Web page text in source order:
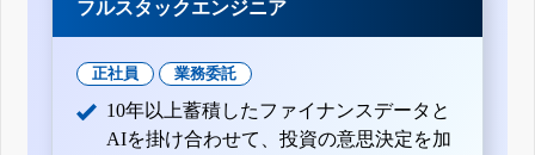
フルスタックエンジニア
正社員 業務委託
10年以上蓄積したファイナンスデータと
AIを掛け合わせて、投資の意思決定を加